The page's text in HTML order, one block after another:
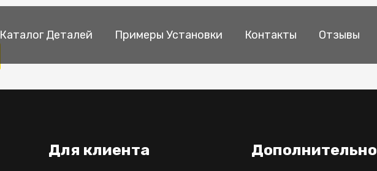
Каталог Деталей Примеры Установки Контакты Отзывы
Для клиента Дополнительно